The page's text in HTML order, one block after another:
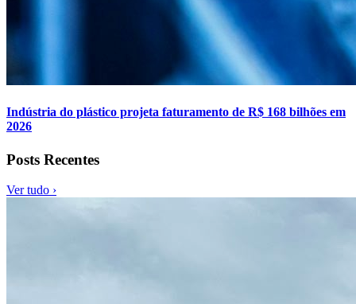
Indústria do plástico projeta faturamento de R$ 168 bilhões em
2026
Posts Recentes
Ver tudo ›